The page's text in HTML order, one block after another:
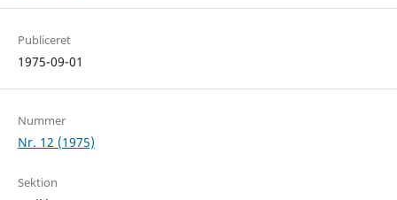
Publiceret
1975-09-01
Nummer
Nr. 12 (1975)
Sektion